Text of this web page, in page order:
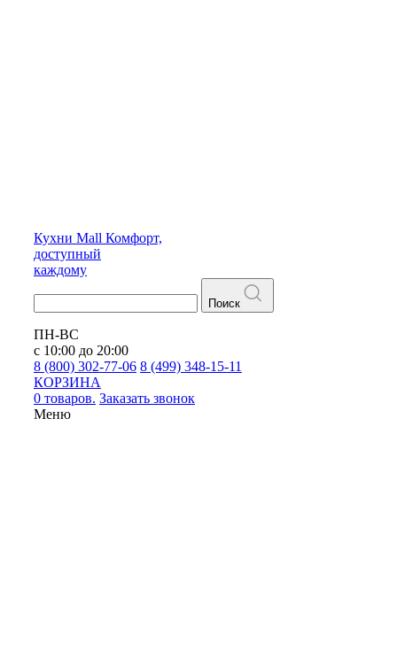
Кухни Mall Комфорт,
доступный
каждому
Поиск
ПН-ВС
с 10:00 до 20:00
8 (800) 302-77-06 8 (499) 348-15-11
КОРЗИНА
0 товаров. Заказать звонок
Меню